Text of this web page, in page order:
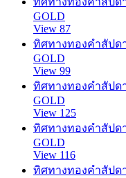
GOLD
View 87
ทิศทางทองคำสัปดา
GOLD
View 99
ทิศทางทองคำสัปดา
GOLD
View 125
ทิศทางทองคำสัปดา
GOLD
View 116
ทิศทางทองคำสัปดา